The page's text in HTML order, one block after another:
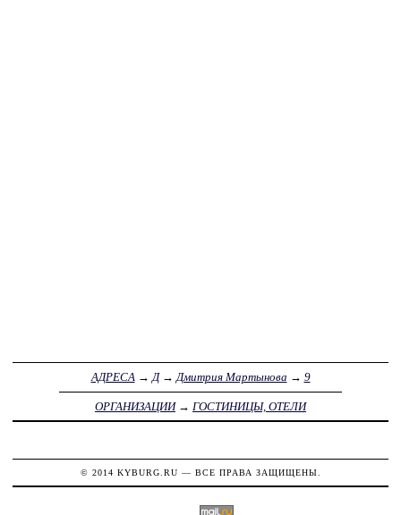
АДРЕСА→Д→Дмитрия Мартынова → 9
ОРГАНИЗАЦИИ→ ГОСТИНИЦЫ, ОТЕЛИ
© 2014 KYBURG.RU — ВСЕ ПРАВА ЗАЩИЩЕНЫ.